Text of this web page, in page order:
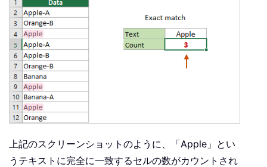
上記のスクリーンショットのように、「Apple」とい
うテキストに完全に一致するセルの数がカウントされ